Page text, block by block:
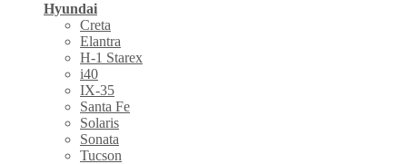
Hyundai
Creta
Elantra
H-1 Starex
i40
IX-35
Santa Fe
Solaris
Sonata
Tucson